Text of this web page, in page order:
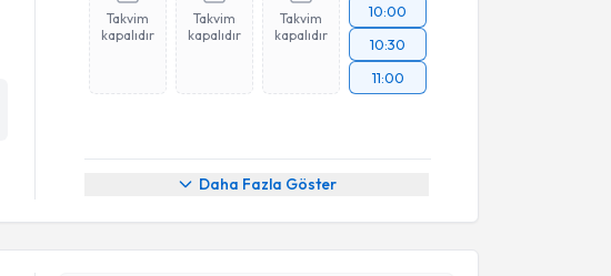
Takvim
kapalıdır
Takvim
kapalıdır
Takvim
kapalıdır
10:00
10:30
11:00
Daha Fazla Göster
Randevu Takvimi Talebi